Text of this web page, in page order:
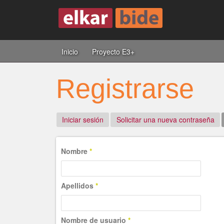
Inicio Proyecto E3+
Registrarse
Iniciar sesión Solicitar una nueva contraseña
Nombre *
Apellidos *
Nombre de usuario *